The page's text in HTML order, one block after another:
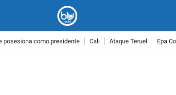
posesiona como presidente Cali Ataque Teruel Epa